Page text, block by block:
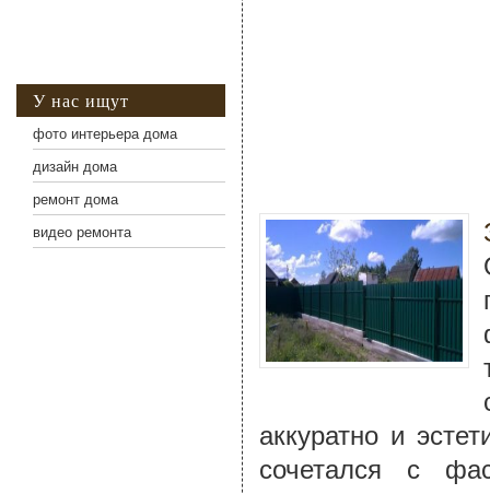
аккуратно и
сочетался с
У нас ищут
фото интерьера дома
дизайн дома
ремонт дома
видео ремонта